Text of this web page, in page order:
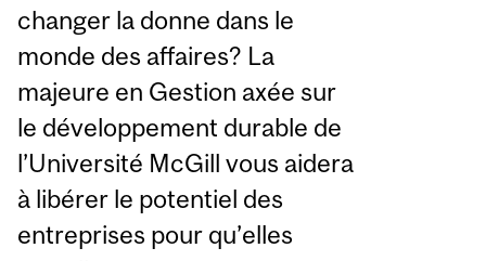
changer la donne dans le
monde des affaires? La
majeure en Gestion axée sur
le développement durable de
l’Université McGill vous aidera
à libérer le potentiel des
entreprises pour qu’elles